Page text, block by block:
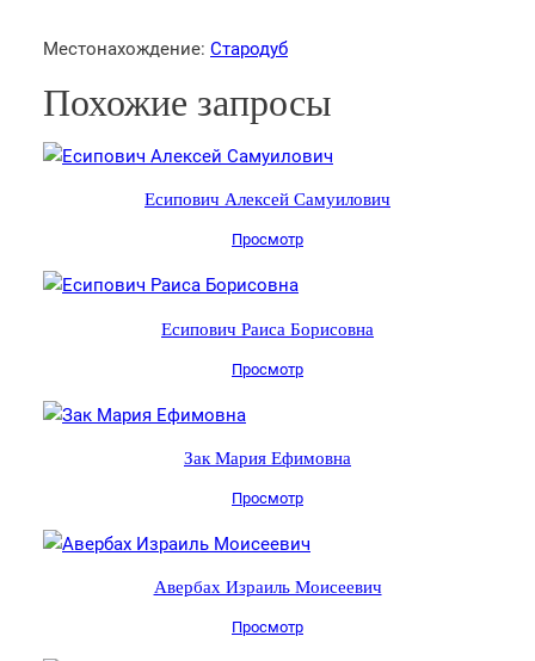
Местонахождение: Стародуб
Похожие запросы
Есипович Алексей Самуилович
Просмотр
Есипович Раиса Борисовна
Просмотр
Зак Мария Ефимовна
Просмотр
Авербах Израиль Моисеевич
Просмотр